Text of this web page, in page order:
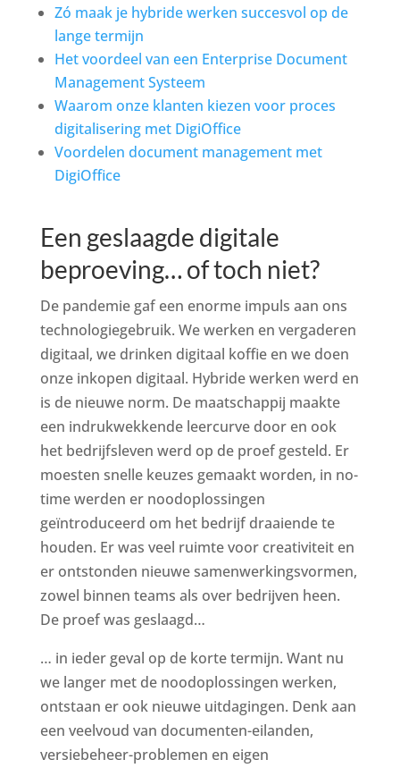
Zó maak je hybride werken succesvol op de
lange termijn
Het voordeel van een Enterprise Document
Management Systeem
Waarom onze klanten kiezen voor proces
digitalisering met DigiOffice
Voordelen document management met
DigiOffice
Een geslaagde digitale
beproeving… of toch niet?
De pandemie gaf een enorme impuls aan ons
technologiegebruik. We werken en vergaderen
digitaal, we drinken digitaal koffie en we doen
onze inkopen digitaal. Hybride werken werd en
is de nieuwe norm. De maatschappij maakte
een indrukwekkende leercurve door en ook
het bedrijfsleven werd op de proef gesteld. Er
moesten snelle keuzes gemaakt worden, in no-
time werden er noodoplossingen
geïntroduceerd om het bedrijf draaiende te
houden. Er was veel ruimte voor creativiteit en
er ontstonden nieuwe samenwerkingsvormen,
zowel binnen teams als over bedrijven heen.
De proef was geslaagd…
… in ieder geval op de korte termijn. Want nu
we langer met de noodoplossingen werken,
ontstaan er ook nieuwe uitdagingen. Denk aan
een veelvoud van documenten-eilanden,
versiebeheer-problemen en eigen